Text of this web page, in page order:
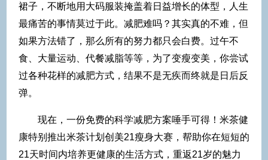
裙子，不断地用大码服装掩盖着日益增长的体型，人生
最痛苦的事情莫过于此。减肥难吗？其实真的不难，但
如果方法错了，那么所有的努力都只会白费。过午不
食、大量运动、代餐减脂等等，为了变瘦变美，你尝试
过各种花样的减肥方式，结果不是无疾而终就是日后反
弹。
现在，一份免费的科学减肥方案唾手可得！米茶健
康特别推出米茶计划创美21瘦身大赛，帮助你在短短的
21天时间内培养更健康的生活方式，重返21岁的魅力